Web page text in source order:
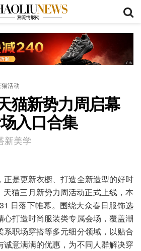
猫活动
猫新势力周启幕
入口合集
新美学
正是更新衣橱、打造全新造型的好时
猫三月新势力周活动正式上线，本
日落下帷幕。围绕大众春日服饰选
心打造时尚服装类专属会场，覆盖潮
职场穿搭等多元细分领域，以贴合
意满满的优惠，为不同人群解决穿